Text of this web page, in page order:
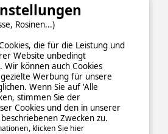
COOKIESIMPRESSUM
Zahlungsabwicklung
Rosinen...)
die für die Leistung und
Website unbedingt
Wir können auch Cookies
Werbung für unsere
Wenn Sie auf 'Alle
stimmen Sie der
Cookies und den in unserer
Zwecken zu.
klicken Sie hier